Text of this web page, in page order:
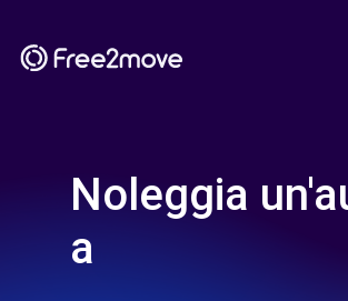
Noleggia
a